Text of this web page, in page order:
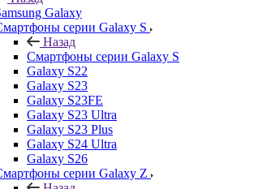
Galaxy
серии Galaxy S
Назад
Смартфоны серии Galaxy S
Galaxy S22
Galaxy S23
Galaxy S23FE
Galaxy S23 Ultra
Galaxy S23 Plus
Galaxy S24 Ultra
Galaxy S26
серии Galaxy Z